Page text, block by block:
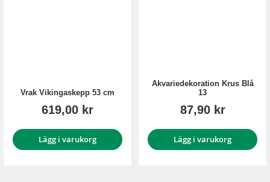
Vrak Vikingaskepp 53 cm
619,00 kr
Lägg i varukorg
Akvariedekoration Krus Blå
13
87,90 kr
Lägg i varukorg